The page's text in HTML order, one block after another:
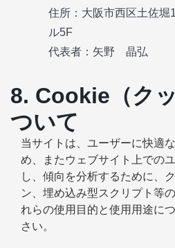
住所：大阪市西区土佐
ル5F
代表者：矢野 晶弘
8. Cookie（ク
ついて
当サイトは、ユーザーに快適
め、またウェブサイト上での
し、傾向を分析するために、
ン、埋め込み型スクリプト等
れらの使用目的と使用用途に
さい。